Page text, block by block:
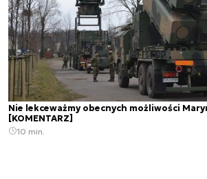
Nie lekceważmy obecnych możliwości
[KOMENTARZ]
10 min.